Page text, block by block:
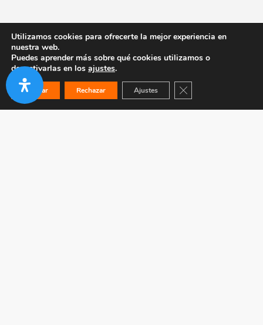
Utilizamos cookies para ofrecerte la mejor experiencia en
nuestra web.
Puedes aprender más sobre qué cookies utilizamos o
desactivarlas en los ajustes.
Aceptar Rechazar Ajustes Cerrar el banner de